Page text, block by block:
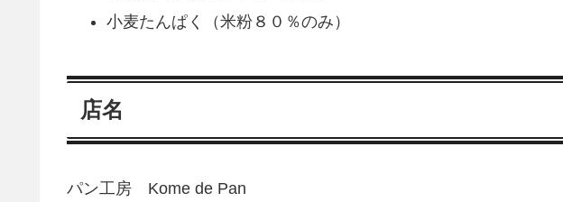
小麦たんぱく（米粉８０％のみ）
店名
パン工房 Kome de Pan